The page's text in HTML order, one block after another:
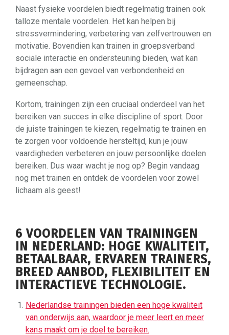
Naast fysieke voordelen biedt regelmatig trainen ook
talloze mentale voordelen. Het kan helpen bij
stressvermindering, verbetering van zelfvertrouwen en
motivatie. Bovendien kan trainen in groepsverband
sociale interactie en ondersteuning bieden, wat kan
bijdragen aan een gevoel van verbondenheid en
gemeenschap.
Kortom, trainingen zijn een cruciaal onderdeel van het
bereiken van succes in elke discipline of sport. Door
de juiste trainingen te kiezen, regelmatig te trainen en
te zorgen voor voldoende hersteltijd, kun je jouw
vaardigheden verbeteren en jouw persoonlijke doelen
bereiken. Dus waar wacht je nog op? Begin vandaag
nog met trainen en ontdek de voordelen voor zowel
lichaam als geest!
6 VOORDELEN VAN TRAININGEN
IN NEDERLAND: HOGE KWALITEIT,
BETAALBAAR, ERVAREN TRAINERS,
BREED AANBOD, FLEXIBILITEIT EN
INTERACTIEVE TECHNOLOGIE.
Nederlandse trainingen bieden een hoge kwaliteit
van onderwijs aan, waardoor je meer leert en meer
kans maakt om je doel te bereiken.